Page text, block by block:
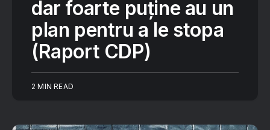
dar foarte puține au un
plan pentru a le stopa
(Raport CDP)
2 MIN READ